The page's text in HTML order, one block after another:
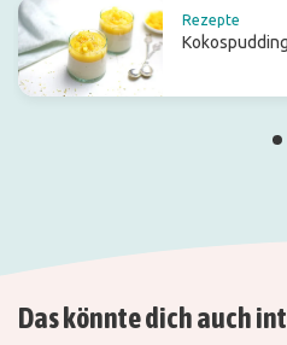
Rezepte
Das könnte dich auch